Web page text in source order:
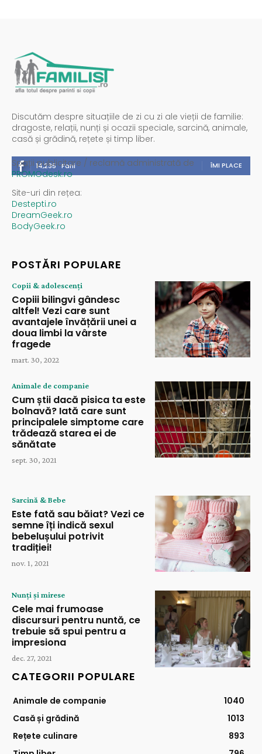
Discutăm despre situațiile de zi cu zi ale vieții de familie:
dragoste, relații, nunți și ocazii speciale, sarcină, animale,
casă și grădină, rețete și timp liber.
14,235 Fani ÎMI PLACE
Spații publicitare / reclamă administrată de
PROMOdesk.ro
Site-uri din rețea:
Destepti.ro
DreamGeek.ro
BodyGeek.ro
POSTĂRI POPULARE
Copii & adolescenți
Copiii bilingvi gândesc
altfel! Vezi care sunt
avantajele învățării unei a
doua limbi la vârste
fragede
mart. 30, 2022
Animale de companie
Cum știi dacă pisica ta este
bolnavă? Iată care sunt
principalele simptome care
trădează starea ei de
sănătate
sept. 30, 2021
Sarcină & Bebe
Este fată sau băiat? Vezi ce
semne îți indică sexul
bebelușului potrivit
tradiției!
nov. 1, 2021
Nunți și mirese
Cele mai frumoase
discursuri pentru nuntă, ce
trebuie să spui pentru a
impresiona
dec. 27, 2021
CATEGORII POPULARE
Animale de companie
1040
Casă și grădină
1013
Rețete culinare
893